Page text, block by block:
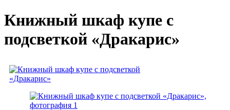
Книжный шкаф купе с
подсветкой «Дракарис»